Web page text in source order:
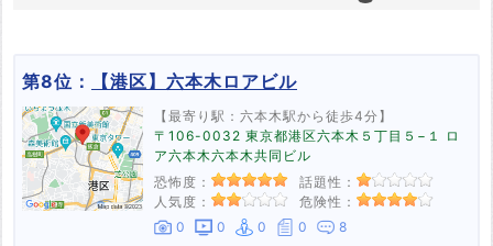
第8位： 【港区】六本木ロアビル
【最寄り駅：六本木駅から徒歩4分】
〒106-0032 東京都港区六本木５丁目５−１ ロ
ア六本木六本木共同ビル
恐怖度：
話題性：
人気度：
危険性：
0
0 0 0 8